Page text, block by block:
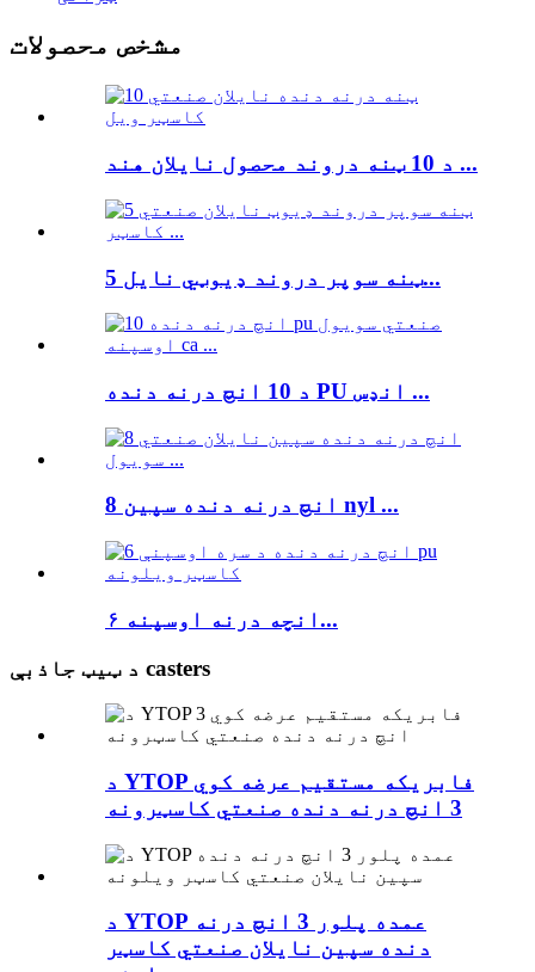
مشخص محصولات
د 10 ټنه دروند محصول نایلان هند ...
5 ټنه سوپر دروند ډیوټي نایل...
د 10 انچ درنه دنده PU انډس ...
8 انچ درنه دنده سپین nyl ...
۶ انچه درنه اوسپنه...
د ټيټ جاذبې casters
د YTOP فابریکه مستقیم عرضه کوي
3 انچ درنه دنده صنعتي کاسټرونه
د YTOP عمده پلور 3 انچ درنه
دنده سپین نایلان صنعتي کاسټر